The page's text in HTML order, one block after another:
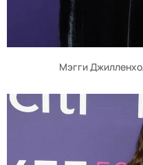
Мэгги